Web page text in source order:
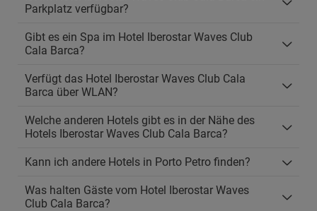
Parkplatz verfügbar?
Gibt es ein Spa im Hotel Iberostar Waves Club
Cala Barca?
Verfügt das Hotel Iberostar Waves Club Cala
Barca über WLAN?
Welche anderen Hotels gibt es in der Nähe des
Hotels Iberostar Waves Club Cala Barca?
Kann ich andere Hotels in Porto Petro finden?
Was halten Gäste vom Hotel Iberostar Waves
Club Cala Barca?